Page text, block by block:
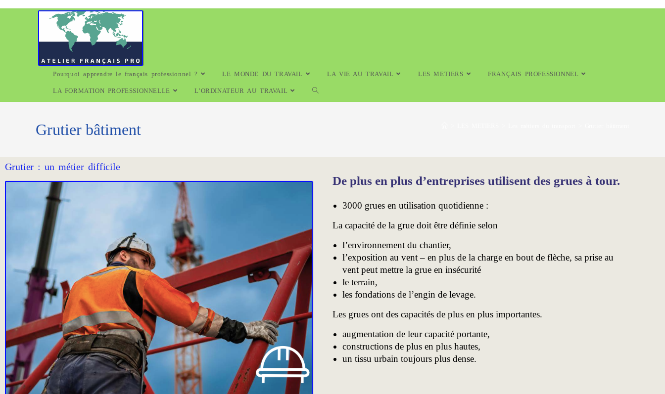
Pourquoi apprendre le français professionnel ? LE MONDE DU TRAVAIL LA VIE AU TRAVAIL LES METIERS FRANÇAIS PROFESSIONNEL
LA FORMATION PROFESSIONNELLE L’ORDINATEUR AU TRAVAIL
Grutier bâtiment
Grutier : un métier difficile
De plus en plus d’entreprises utilisent des grues à tour.
3000 grues en utilisation quotidienne :
La capacité de la grue doit être définie selon
l’environnement du chantier,
l’exposition au vent – en plus de la charge en bout de flèche, sa prise au
vent peut mettre la grue en insécurité
le terrain,
les fondations de l’engin de levage.
Les grues ont des capacités de plus en plus importantes.
augmentation de leur capacité portante,
constructions de plus en plus hautes,
un tissu urbain toujours plus dense.